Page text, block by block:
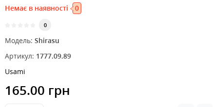
Немає в наявності 0
0
Модель: Shirasu
Артикул: 1777.09.89
Usami
165.00 грн